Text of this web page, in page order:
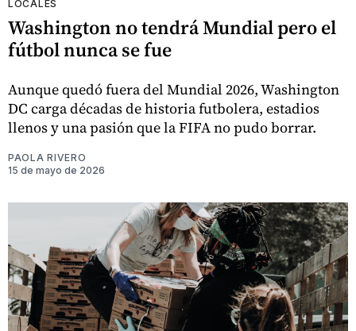
LOCALES
Washington no tendrá Mundial pero el
fútbol nunca se fue
Aunque quedó fuera del Mundial 2026, Washington
DC carga décadas de historia futbolera, estadios
llenos y una pasión que la FIFA no pudo borrar.
PAOLA RIVERO
15 de mayo de 2026